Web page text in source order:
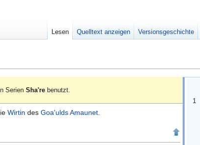
1
Serien Sha're benutzt.
Wirtin des Goa'uldsAmaunet.
Lesen Quelltext anzeigen Versionsgeschichte